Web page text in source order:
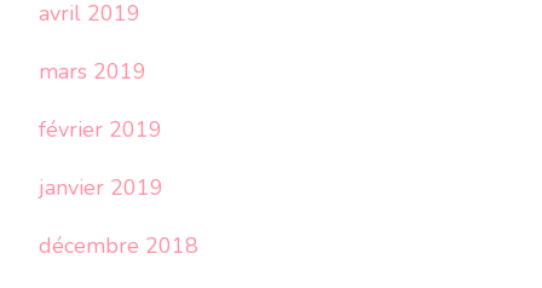
avril 2019
mars 2019
février 2019
janvier 2019
décembre 2018